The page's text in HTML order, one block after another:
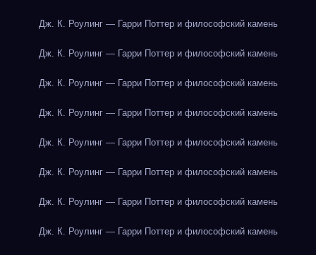
Дж. К. Роулинг — Гарри Поттер и философский камень
Дж. К. Роулинг — Гарри Поттер и философский камень
Дж. К. Роулинг — Гарри Поттер и философский камень
Дж. К. Роулинг — Гарри Поттер и философский камень
Дж. К. Роулинг — Гарри Поттер и философский камень
Дж. К. Роулинг — Гарри Поттер и философский камень
Дж. К. Роулинг — Гарри Поттер и философский камень
Дж. К. Роулинг — Гарри Поттер и философский камень